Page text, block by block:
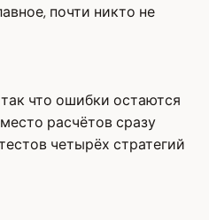
почти никто не
что ошибки остаются
расчётов сразу
четырёх стратегий